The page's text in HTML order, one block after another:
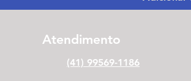
Atendimento
(41) 99569-1186